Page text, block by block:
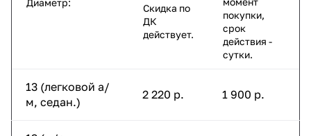
Скидка по
ДК
действует.
покупки,
срок
действия -
сутки.
13 (легковой а/
м, седан.)
2 220 р. 1 900 р.